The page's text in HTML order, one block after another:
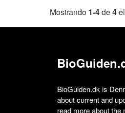
Mostrando 1-4de4
BioGuiden.dk is
about current and
read more about